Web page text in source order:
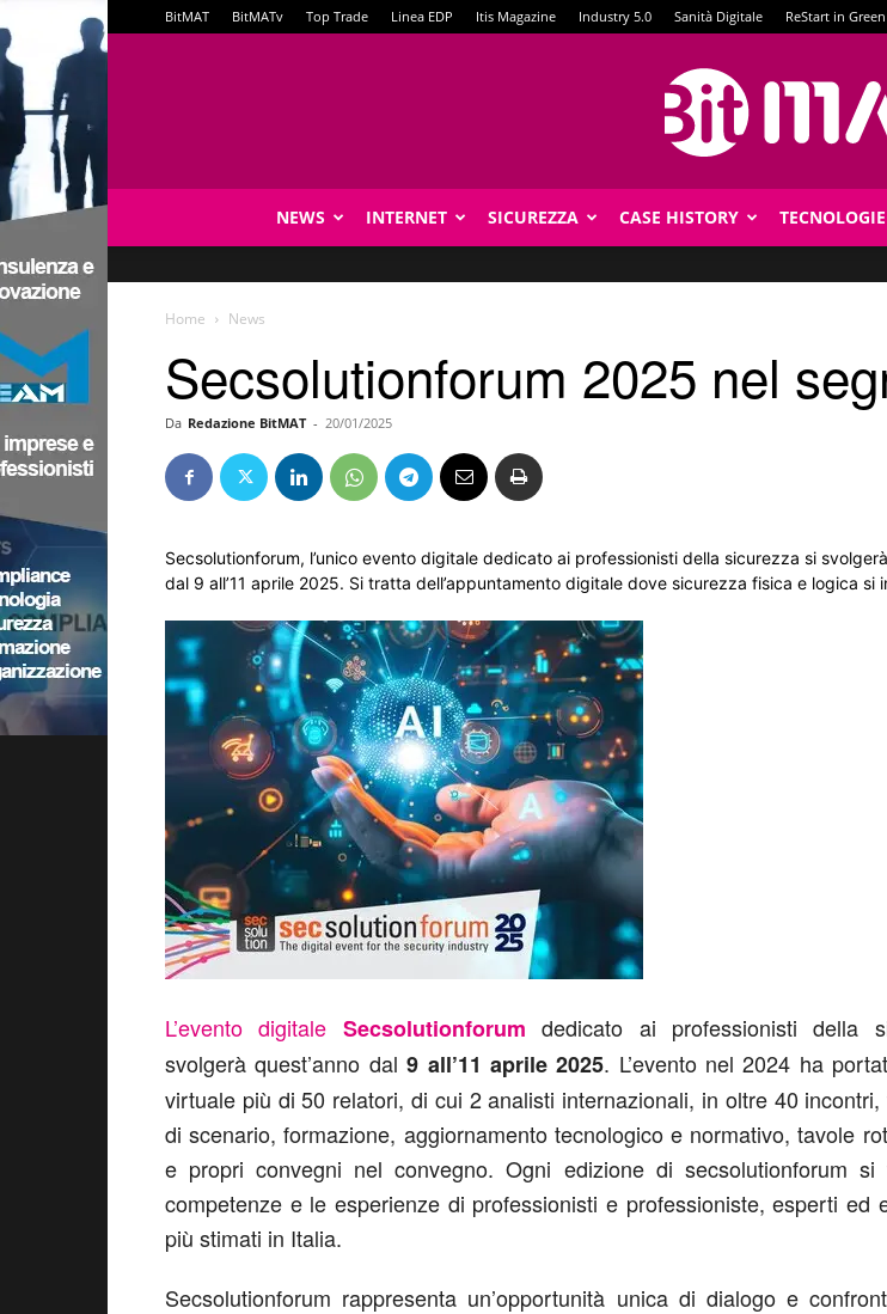
BitMAT BitMATv Top Trade Linea EDP Itis Magazine Industry 5.0 Sanità Digitale ReStart in Green
NEWS INTERNET SICUREZZA CASE HISTORY TECNOLOGIE
Home News
Secsolutionforum 2025 nel
Da Redazione BitMAT - 20/01/2025
Secsolutionforum, l’unico evento digitale dedicato ai professionisti della sicurezza si
dal 9 all’11 aprile 2025. Si tratta dell’appuntamento digitale dove sicurezza fisica e logica si
L’evento digitale Secsolutionforum dedicato ai professionisti della
svolgerà quest’anno dal9 all’11 aprile 2025. L’evento nel 2024 ha
virtuale più di 50 relatori, di cui 2 analisti internazionali, in oltre 40 incontri,
di scenario, formazione, aggiornamento tecnologico e normativo, tavole
e propri convegni nel convegno. Ogni edizione di secsolutionforum si
competenze e le esperienze di professionisti e professioniste, esperti ed
più stimati in Italia.
Secsolutionforum rappresenta un’opportunità unica di dialogo e